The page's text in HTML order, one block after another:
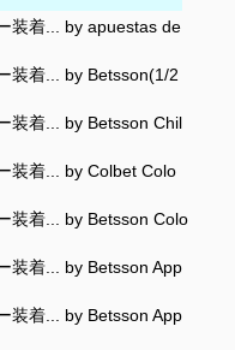
装着... by apuestas de
装着... by Betsson(1/2
装着... by Betsson Chil
装着... by Colbet Colo
装着... by Betsson Colo
装着... by Betsson App
装着... by Betsson App